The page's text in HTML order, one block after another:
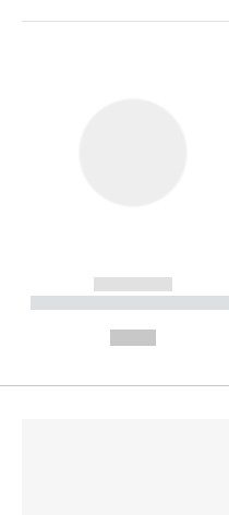
------------
----------- -----------